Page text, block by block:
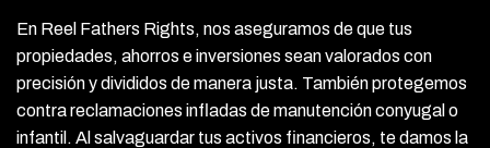
En Reel Fathers Rights, nos aseguramos de que tus
propiedades, ahorros e inversiones sean valorados con
precisión y divididos de manera justa. También protegemos
contra reclamaciones infladas de manutención conyugal o
infantil. Al salvaguardar tus activos financieros, te damos la